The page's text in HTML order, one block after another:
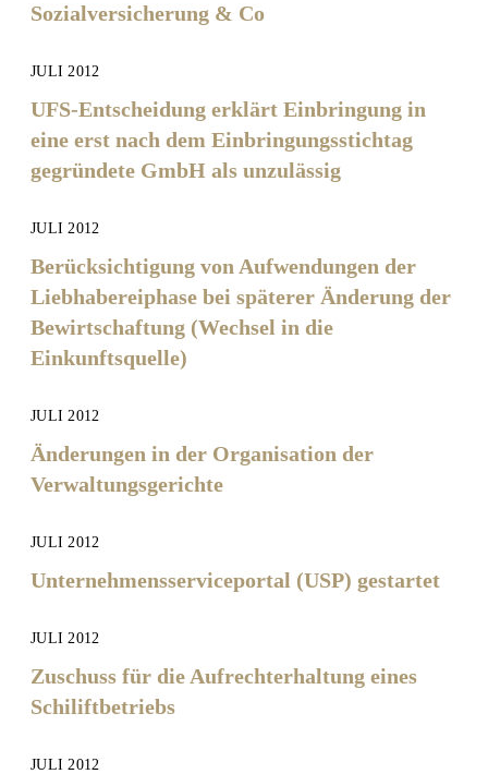
Sozialversicherung & Co
JULI 2012
UFS-Entscheidung erklärt Einbringung in
eine erst nach dem Einbringungsstichtag
gegründete GmbH als unzulässig
JULI 2012
Berücksichtigung von Aufwendungen der
Liebhabereiphase bei späterer Änderung der
Bewirtschaftung (Wechsel in die
Einkunftsquelle)
JULI 2012
Änderungen in der Organisation der
Verwaltungsgerichte
JULI 2012
Unternehmensserviceportal (USP) gestartet
JULI 2012
Zuschuss für die Aufrechterhaltung eines
Schiliftbetriebs
JULI 2012